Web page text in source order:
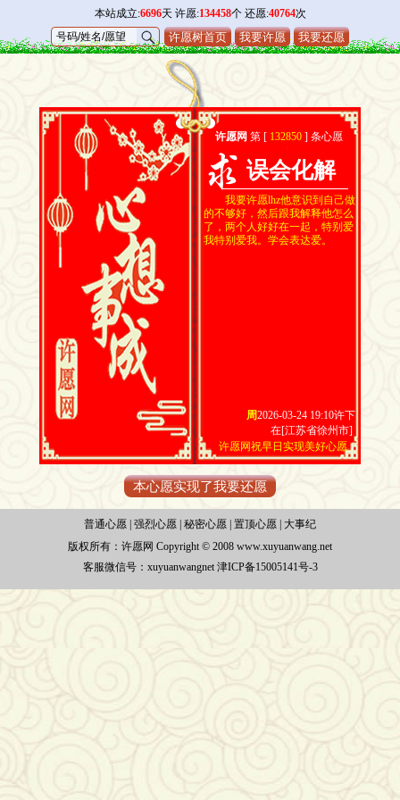
本站成立:6696天 许愿:134458个 还愿:40764次
许愿树首页 我要许愿 我要还愿
许愿网 第 [ 132850 ] 条心愿
误会化解
我要许愿lhz他意识到自己做
的不够好，然后跟我解释他怎么
了，两个人好好在一起，特别爱
我特别爱我。学会表达爱。
周2026-03-24 19:10许下
在[江苏省徐州市]
许愿网祝早日实现美好心愿
本心愿实现了我要还愿
普通心愿 强烈心愿 秘密心愿 置顶心愿
大事纪
版权所有： 许愿网 Copyright © 2008 www.xuyuanwang.net
客服微信号：xuyuanwangnet 津ICP备15005141号-3